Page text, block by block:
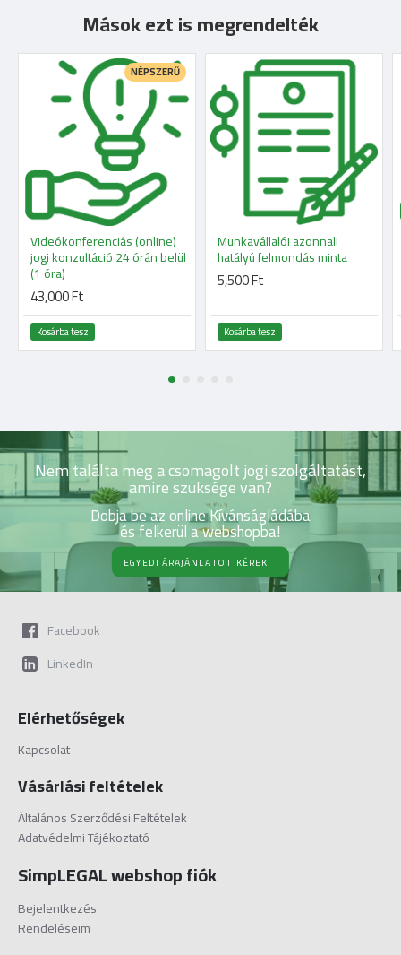
Mások ezt is megrendelték
NÉPSZERŰ
Videókonferenciás (online)
jogi konzultáció 24 órán belül
(1 óra)
43,000 Ft
Kosárba tesz
Munkavállalói azonnali
hatályú felmondás minta
5,500 Ft
Kosárba tesz
Nem találta meg a csomagolt jogi szolgáltatást,
amire szüksége van?
Dobja be az online Kívánságládába
és felkerül a webshopba!
EGYEDI ÁRAJÁNLATOT KÉREK
Facebook
LinkedIn
Elérhetőségek
Kapcsolat
Vásárlási feltételek
Általános Szerződési Feltételek
Adatvédelmi Tájékoztató
SimpLEGAL webshop fiók
Bejelentkezés
Rendeléseim